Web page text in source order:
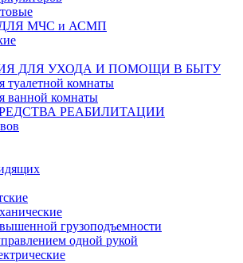
МЧС и АСМП
ДЛЯ УХОДА И ПОМОЩИ В БЫТУ
туалетной комнаты
ванной комнаты
РЕАБИЛИТАЦИИ
грузоподъемности
одной рукой